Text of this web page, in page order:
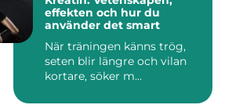
effekten och hur du
använder det smart
När träningen känns trög,
seten blir längre och vilan
kortare, söker m...